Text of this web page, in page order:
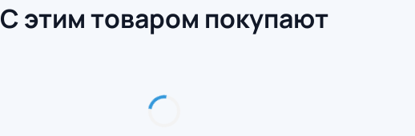
С этим товаром покупают